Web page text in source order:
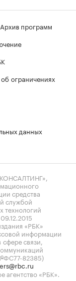
Архив программ
ограничениях
данных
средства
службой
технологий
«РБК»
информации
связи,
82385)
агентство «РБК».